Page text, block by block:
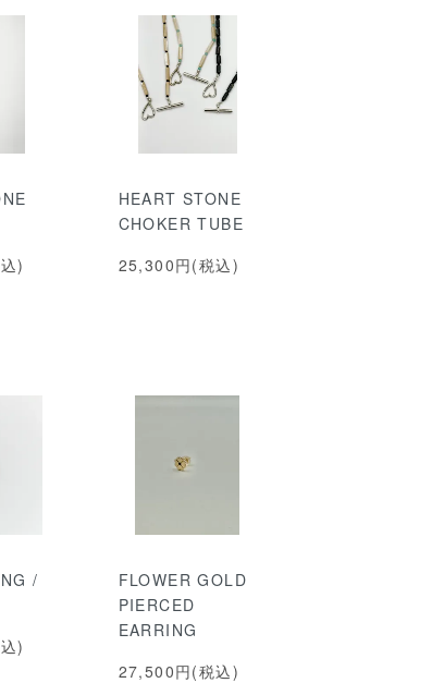
)
HEART STONE
CHOKER TUBE
25,300円(税込)
/
)
FLOWER GOLD
PIERCED
EARRING
27,500円(税込)